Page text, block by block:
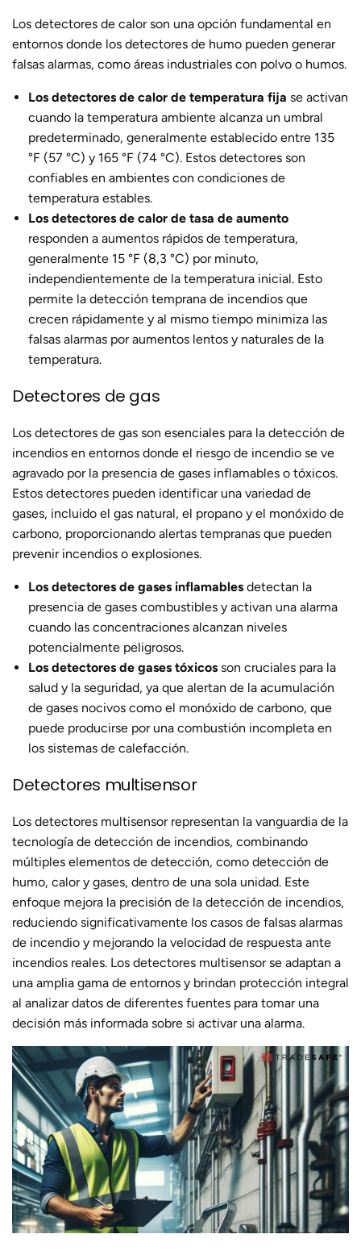
Los detectores de calor son una opción fundamental en
entornos donde los detectores de humo pueden generar
falsas alarmas, como áreas industriales con polvo o humos.
Los detectores de calor de temperatura fija se activan
cuando la temperatura ambiente alcanza un umbral
predeterminado, generalmente establecido entre 135
°F (57 °C) y 165 °F (74 °C). Estos detectores son
confiables en ambientes con condiciones de
temperatura estables.
Los detectores de calor de tasa de aumento
responden a aumentos rápidos de temperatura,
generalmente 15 °F (8,3 °C) por minuto,
independientemente de la temperatura inicial. Esto
permite la detección temprana de incendios que
crecen rápidamente y al mismo tiempo minimiza las
falsas alarmas por aumentos lentos y naturales de la
temperatura.
Detectores de gas
Los detectores de gas son esenciales para la detección de
incendios en entornos donde el riesgo de incendio se ve
agravado por la presencia de gases inflamables o tóxicos.
Estos detectores pueden identificar una variedad de
gases, incluido el gas natural, el propano y el monóxido de
carbono, proporcionando alertas tempranas que pueden
prevenir incendios o explosiones.
Los detectores de gases inflamables detectan la
presencia de gases combustibles y activan una alarma
cuando las concentraciones alcanzan niveles
potencialmente peligrosos.
Los detectores de gases tóxicos son cruciales para la
salud y la seguridad, ya que alertan de la acumulación
de gases nocivos como el monóxido de carbono, que
puede producirse por una combustión incompleta en
los sistemas de calefacción.
Detectores multisensor
Los detectores multisensor representan la vanguardia de la
tecnología de detección de incendios, combinando
múltiples elementos de detección, como detección de
humo, calor y gases, dentro de una sola unidad. Este
enfoque mejora la precisión de la detección de incendios,
reduciendo significativamente los casos de falsas alarmas
de incendio y mejorando la velocidad de respuesta ante
incendios reales. Los detectores multisensor se adaptan a
una amplia gama de entornos y brindan protección integral
al analizar datos de diferentes fuentes para tomar una
decisión más informada sobre si activar una alarma.